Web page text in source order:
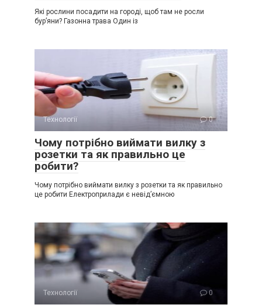
Які рослини посадити на городі, щоб там не росли
бур’яни? Газонна трава Один із
Технології 0
Чому потрібно виймати вилку з
розетки та як правильно це
робити?
Чому потрібно виймати вилку з розетки та як правильно
це робити Електроприлади є невід’ємною
Технології 0